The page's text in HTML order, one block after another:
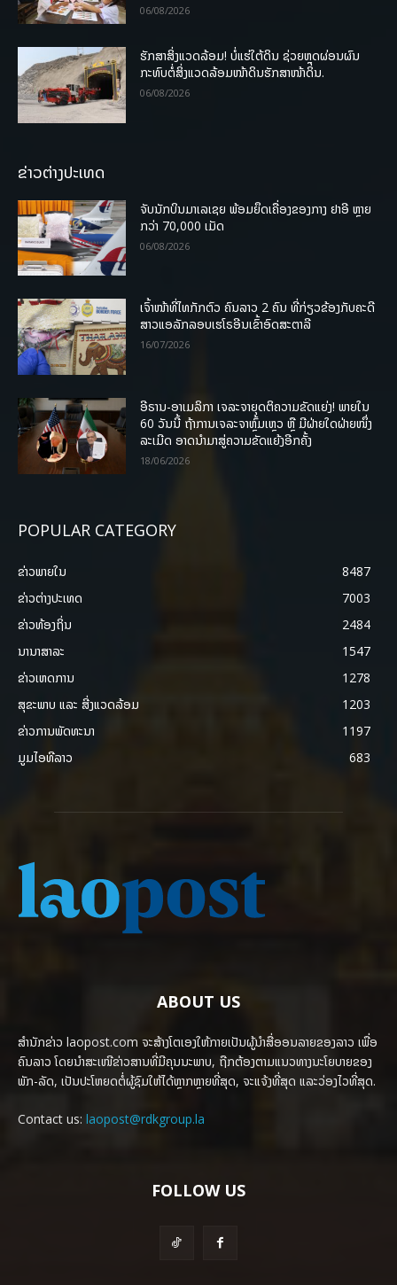
06/08/2026
ຮັກສາສິ່ງແວດລ້ອມ! ບໍ່ແຮ່ໃຕ້ດິນ ຊ່ວຍຫຼຸດຜ່ອນຜົນ
ກະທົບຕໍ່ສິ່ງແວດລ້ອມໜ້າດິນຮັກສາໜ້າດິນ.
06/08/2026
ຂ່າວຕ່າງປະເທດ
ຈັບນັກບິນມາເລເຊຍ ພ້ອມຍຶດເຄື່ອງຂອງກາງ ຢາອີ ຫຼາຍ
ກວ່າ 70,000 ເມັດ
06/08/2026
ເຈົ້າໜ້າທີ່ໄທກັກຕົວ ຄົນລາວ 2 ຄົນ ທີ່ກ່ຽວຂ້ອງກັບຄະດີ
ສາວແອລັກລອບເຮໂຣອີນເຂົ້າອົດສະຕາລີ
16/07/2026
ອີຣານ-ອາເມລິກາ ເຈລະຈາຍຸດຕິຄວາມຂັດແຍ່ງ! ພາຍໃນ
60 ວັນນີ້ ຖ້າການເຈລະຈາຫຼົ້ມເຫຼວ ຫຼື ມີຝ່າຍໃດຝ່າຍໜຶ່ງ
ລະເມີດ ອາດນໍາມາສູ່ຄວາມຂັດແຍ້ງອີກຄັ້ງ
18/06/2026
POPULAR CATEGORY
ຂ່າວພາຍ​ໃນ
8487
ຂ່າວຕ່າງປະເທດ
7003
ຂ່າວທ້ອງຖິ່ນ
2484
ນານາສາລະ
1547
ຂ່າວເຫດການ
1278
ສຸຂະພາບ ແລະ ສີ່ງແວດລ້ອມ
1203
ຂ່າວການພັດທະນາ
1197
ມູມໄອທີລາວ
683
ABOUT US
ສຳນັກຂ່າວ laopost.com ຈະສ້າງໂຕເອງໃຫ້ກາຍເປັນຜູ້ນຳສື່ອອນລາຍຂອງລາວ ເພື່ອ
ຄົນລາວ ໂດຍນຳສະເໜີຂ່າວສານທີ່ມີຄຸນນະພາບ, ຖືກຕ້ອງຕາມແນວທາງນະໂຍບາຍຂອງ
ພັກ-ລັດ, ເປັນປະໂຫຍດຕໍ່ຜູ້ຊົມໃຫ້ໄດ້ຫຼາກຫຼາຍທີ່ສຸດ, ຈະແຈ້ງທີ່ສຸດ ແລະວ່ອງໄວທີ່ສຸດ.
Contact us: laopost@rdkgroup.la
FOLLOW US